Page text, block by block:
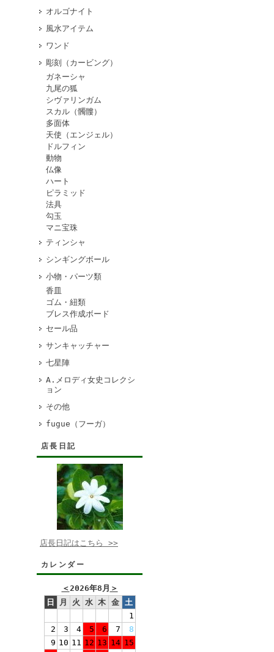
オルゴナイト
風水アイテム
ワンド
彫刻（カービング）
ガネーシャ
九尾の狐
シヴァリンガム
スカル（髑髏）
多面体
天使（エンジェル）
ドルフィン
動物
仏像
ハート
ピラミッド
法具
勾玉
マニ宝珠
ティンシャ
シンギングボール
小物・パーツ類
香皿
ゴム・紐類
ブレス作成ボード
セール品
サンキャッチャー
七星陣
A.メロディ女史コレクシ
ョン
その他
fugue（フーガ）
店長日記
店長日記はこちら >>
カレンダー
＜2026年8月 ＞
日
月 火 水 木 金
土
1
2
3 4 5 6 7
8
9 10 11 12 13 14 15